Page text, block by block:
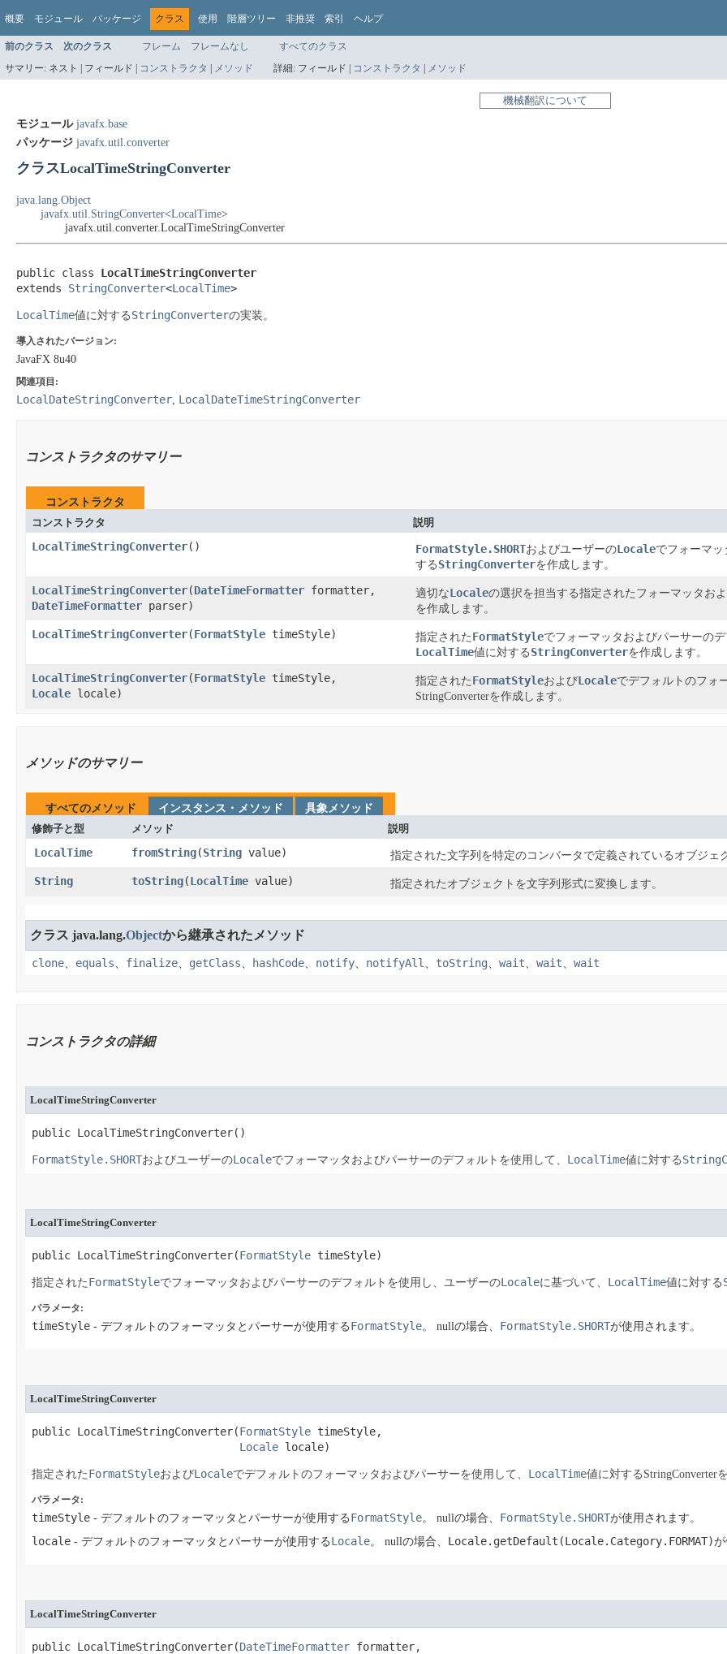
概要 モジュール パッケージ クラス 使用 階層ツリー 非推奨 索引 ヘルプ
前のクラス 次のクラス フレーム フレームなし すべてのクラス
サマリー: ネスト | フィールド | コンストラクタ | メソッド 詳細: フィールド | コンストラクタ | メソッド
機械翻訳について
モジュール javafx.base
パッケージ javafx.util.converter
クラスLocalTimeStringConverter
java.lang.Object
javafx.util.StringConverter<LocalTime>
javafx.util.converter.LocalTimeStringConverter
public class LocalTimeStringConverter
extends StringConverter<LocalTime>
LocalTime値に対する StringConverterの実装。
導入されたバージョン:
JavaFX 8u40
関連項目:
LocalDateStringConverter, LocalDateTimeStringConverter
コンストラクタのサマリー
コンストラクタ
コンストラクタ
説明
LocalTimeStringConverter​() FormatStyle.SHORTおよびユーザーのLocaleでフォーマッ
する StringConverterを作成します。
LocalTimeStringConverter​(DateTimeFormatter formatter,
DateTimeFormatter parser)
適切なLocaleの選択を担当する指定されたフォーマッタお
を作成します。
LocalTimeStringConverter​(FormatStyle timeStyle) 指定された FormatStyleでフォーマッタおよびパーサーの
LocalTime値に対する StringConverterを作成します。
LocalTimeStringConverter​(FormatStyle timeStyle,
Locale locale)
指定された FormatStyleおよびLocaleでデフォルトのフォ
StringConverterを作成します。
メソッドのサマリー
すべてのメソッド インスタンス・メソッド
具象メソッド
修飾子と型
メソッド 説明
LocalTime fromString​(String value) 指定された文字列を特定のコンバータで定義されているオブジェ
String toString​(LocalTime value) 指定されたオブジェクトを文字列形式に変換します。
クラス java.lang.Objectから継承されたメソッド
clone equals finalize getClass hashCode notify notifyAll toString wait wait wait
コンストラクタの詳細
LocalTimeStringConverter
public LocalTimeStringConverter​()
FormatStyle.SHORTおよびユーザーのLocaleでフォーマッタおよびパーサーのデフォルトを使用して、 LocalTime値に対する
LocalTimeStringConverter
public LocalTimeStringConverter​(FormatStyle timeStyle)
指定された FormatStyleでフォーマッタおよびパーサーのデフォルトを使用し、ユーザーのLocaleに基づいて、 LocalTime値に対する
パラメータ:
timeStyle - デフォルトのフォーマッタとパーサーが使用する FormatStyle。 nullの場合、 FormatStyle.SHORTが使用されます。
LocalTimeStringConverter
public LocalTimeStringConverter​(FormatStyle timeStyle,
Locale locale)
指定された FormatStyleおよびLocaleでデフォルトのフォーマッタおよびパーサーを使用して、 LocalTime値に対するStringConverter
パラメータ:
timeStyle - デフォルトのフォーマッタとパーサーが使用する FormatStyle。 nullの場合、 FormatStyle.SHORTが使用されます。
locale - デフォルトのフォーマッタとパーサーが使用する Locale。 nullの場合、 Locale.getDefault(Locale.Category.FORMAT)が
LocalTimeStringConverter
public LocalTimeStringConverter​(DateTimeFormatter formatter,